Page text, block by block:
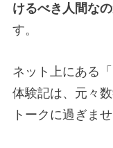
けるべき人間な
す。
ネット上にある
体験記は、元々
トークに過ぎませ